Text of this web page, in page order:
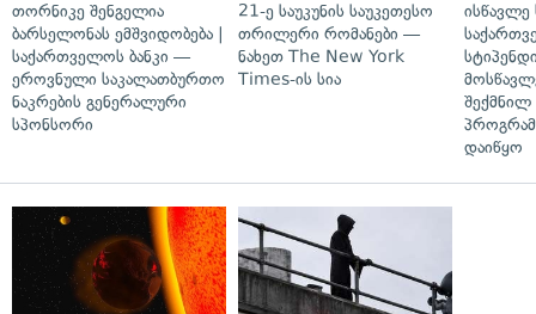
თორნიკე შენგელია
ბარსელონას ემშვიდობება |
საქართველოს ბანკი —
ეროვნული საკალათბურთო
ნაკრების გენერალური
სპონსორი
21-ე საუკუნის საუკეთესო
თრილერი რომანები —
ნახეთ The New York
Times-ის სია
ისწავლე
დაიწყო